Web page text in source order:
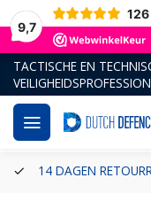
9,7
126
TACTISCHE EN
14 DAGEN